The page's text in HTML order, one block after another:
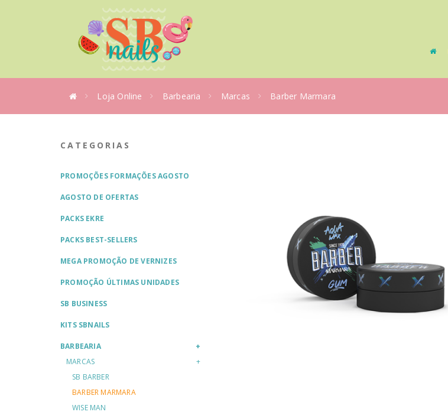
Loja Online Barbearia Marcas Barber Marmara
CATEGORIAS
PROMOÇÕES FORMAÇÕES AGOSTO
AGOSTO DE OFERTAS
PACKS EKRE
PACKS BEST-SELLERS
MEGA PROMOÇÃO DE VERNIZES
PROMOÇÃO ÚLTIMAS UNIDADES
SB BUSINESS
KITS SBNAILS
BARBEARIA
MARCAS
SB BARBER
BARBER MARMARA
WISE MAN